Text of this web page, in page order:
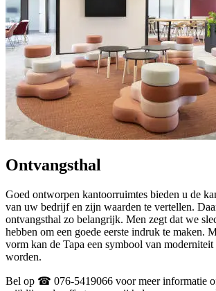
Ontvangsthal
Goed ontworpen kantoorruimtes bieden u de
van uw bedrijf en zijn waarden te vertellen.
ontvangsthal zo belangrijk. Men zegt dat we
hebben om een goede eerste indruk te maken.
vorm kan de Tapa een symbool van
worden.
Bel op ☎ 076-5419066 voor meer informatie